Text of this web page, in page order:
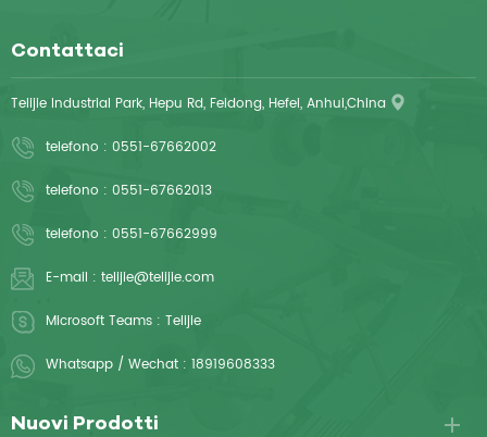
Contattaci
Telijie Industrial Park, Hepu Rd, Feidong, Hefei, Anhui,China
telefono : 0551-67662002
telefono : 0551-67662013
telefono : 0551-67662999
E-mail : telijie@telijie.com
Microsoft Teams : Telijie
Whatsapp / Wechat : 18919608333
Nuovi Prodotti